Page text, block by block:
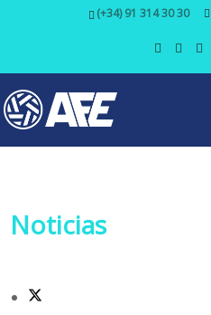
(+34) 91 314 30 30
Noticias